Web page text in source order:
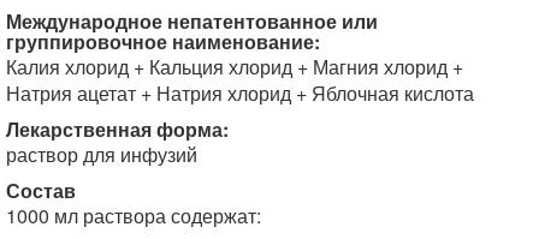
Международное непатентованное или
группировочное наименование:
Калия хлорид + Кальция хлорид + Магния хлорид +
Натрия ацетат + Натрия хлорид + Яблочная кислота
Лекарственная форма:
раствор для инфузий
Состав
1000 мл раствора содержат: